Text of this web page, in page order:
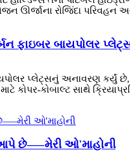
ઊર્જાના રોજિંદા
ફાઇબર બાયપોલર
પ્લેટ્સનું અનાવરણ કર્યું
કોપર-કોબાલ્ટ સાથે
આપે છે—–મેરી ઓ'માહોની